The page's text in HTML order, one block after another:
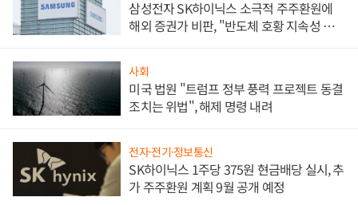
삼성전자 SK하이닉스 소극적 주주환원에
해외 증권가 비판, "반도체 호황 지속성 의
사회
미국 법원 "트럼프 정부 풍력 프로젝트 동결
조치는 위법", 해제 명령 내려
전자·전기·정보통신
SK하이닉스 1주당 375원 현금배당 실시, 추
가 주주환원 계획 9월 공개 예정